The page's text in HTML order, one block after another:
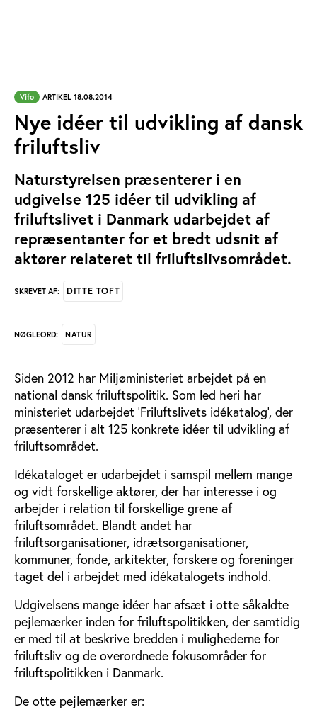
Vifo ARTIKEL 18.08.2014
Nye idéer til udvikling af dansk
friluftsliv
Naturstyrelsen præsenterer i en
udgivelse 125 idéer til udvikling af
friluftslivet i Danmark udarbejdet af
repræsentanter for et bredt udsnit af
aktører relateret til friluftslivsområdet.
SKREVET AF: DITTE TOFT
NØGLEORD: NATUR
Siden 2012 har Miljøministeriet arbejdet på en
national dansk friluftspolitik. Som led heri har
ministeriet udarbejdet ’Friluftslivets idékatalog’, der
præsenterer i alt 125 konkrete idéer til udvikling af
friluftsområdet.
Idékataloget er udarbejdet i samspil mellem mange
og vidt forskellige aktører, der har interesse i og
arbejder i relation til forskellige grene af
friluftsområdet. Blandt andet har
friluftsorganisationer, idrætsorganisationer,
kommuner, fonde, arkitekter, forskere og foreninger
taget del i arbejdet med idékatalogets indhold.
Udgivelsens mange idéer har afsæt i otte såkaldte
pejlemærker inden for friluftspolitikken, der samtidig
er med til at beskrive bredden i mulighederne for
friluftsliv og de overordnede fokusområder for
friluftspolitikken i Danmark.
De otte pejlemærker er: